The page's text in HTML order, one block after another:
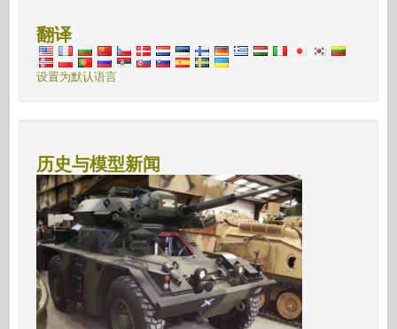
翻译
设置为默认语言
历史与模型新闻